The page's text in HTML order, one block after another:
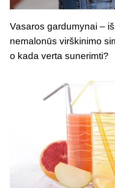
Vasaros gardumynai –
nemalonūs virškinimo
o kada verta sunerimti?